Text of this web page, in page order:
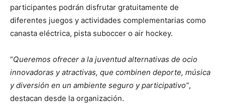
participantes podrán disfrutar gratuitamente de
diferentes juegos y actividades complementarias como
canasta eléctrica, pista suboccer o air hockey.
“Queremos ofrecer a la juventud alternativas de ocio
innovadoras y atractivas, que combinen deporte, música
y diversión en un ambiente seguro y participativo”,
destacan desde la organización.